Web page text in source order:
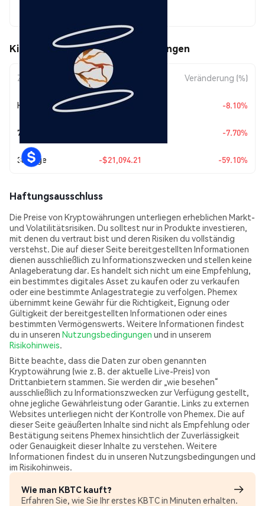
Kintsugi BTC (KBTC) Kursbewegungen
Zeitraum Betragsänderung Veränderung (%)
Heute -$1,286.67 -8.10%
7 Tage -7.70%
30 Tage -$21,094.21 -59.10%
Haftungsausschluss
Die Preise von Kryptowährungen unterliegen erheblichen Markt-
und Volatilitätsrisiken. Du solltest nur in Produkte investieren,
mit denen du vertraut bist und deren Risiken du vollständig
verstehst. Die auf dieser Seite bereitgestellten Informationen
dienen ausschließlich zu Informationszwecken und stellen keine
Anlageberatung dar. Es handelt sich nicht um eine Empfehlung,
ein bestimmtes digitales Asset zu kaufen oder zu verkaufen
oder eine bestimmte Anlagestrategie zu verfolgen. Phemex
übernimmt keine Gewähr für die Richtigkeit, Eignung oder
Gültigkeit der bereitgestellten Informationen oder eines
bestimmten Vermögenswerts. Weitere Informationen findest
du in unseren Nutzungsbedingungen und in unserem
Risikohinweis.
Bitte beachte, dass die Daten zur oben genannten
Kryptowährung (wie z. B. der aktuelle Live-Preis) von
Drittanbietern stammen. Sie werden dir „wie besehen“
ausschließlich zu Informationszwecken zur Verfügung gestellt,
ohne jegliche Gewährleistung oder Garantie. Links zu externen
Websites unterliegen nicht der Kontrolle von Phemex. Die auf
dieser Seite geäußerten Inhalte sind nicht als Empfehlung oder
Bestätigung seitens Phemex hinsichtlich der Zuverlässigkeit
oder Genauigkeit dieser Inhalte zu verstehen. Weitere
Informationen findest du in unseren Nutzungsbedingungen und
im Risikohinweis.
Wie man KBTC kauft?
Erfahren Sie, wie Sie Ihr erstes KBTC in Minuten erhalten.